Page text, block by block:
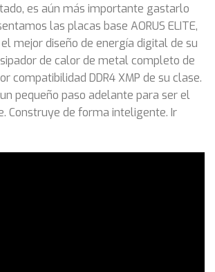
es aún más importante gastarlo
las placas base AORUS ELITE,
mejor diseño de energía digital de su
de calor de metal completo de
compatibilidad DDR4 XMP de su clase.
pequeño paso adelante para ser el
Construye de forma inteligente. Ir